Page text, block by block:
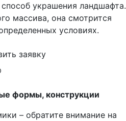
украшения ландшафта.
массива, она смотрится
условиях.
заявку
формы, конструкции
– обратите внимание на